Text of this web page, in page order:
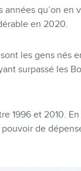
qu’on en
en 2020.
les gens nés
surpassé les
1996 et 2010.
de